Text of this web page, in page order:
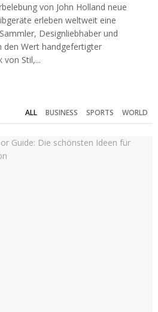
von John Holland neue
erleben weltweit eine
Designliebhaber und
den Wert handgefertigter
von Stil,...
ALL BUSINESS SPORTS WORLD